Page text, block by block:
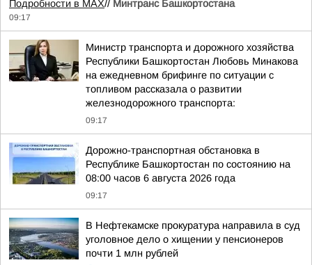
Подробности в MAX// Минтранс Башкортостана
09:17
Министр транспорта и дорожного хозяйства
Республики Башкортостан Любовь Минакова
на ежедневном брифинге по ситуации с
топливом рассказала о развитии
железнодорожного транспорта:
09:17
Дорожно-транспортная обстановка в
Республике Башкортостан по состоянию на
08:00 часов 6 августа 2026 года
09:17
В Нефтекамске прокуратура направила в суд
уголовное дело о хищении у пенсионеров
почти 1 млн рублей